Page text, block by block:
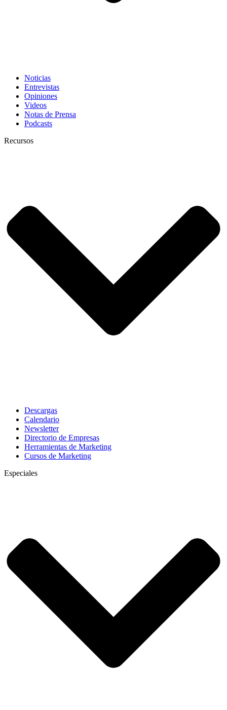
Noticias
Entrevistas
Opiniones
Videos
Notas de Prensa
Podcasts
Recursos
Descargas
Calendario
Newsletter
Directorio de Empresas
Herramientas de Marketing
Cursos de Marketing
Especiales